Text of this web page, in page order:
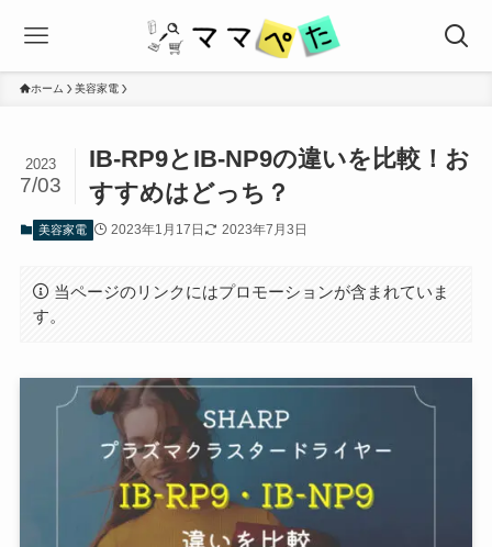
ホーム 美容家電
IB-RP9とIB-NP9の違いを比較！お
すすめはどっち？
2023
7/03
美容家電 2023年1月17日 2023年7月3日
当ページのリンクにはプロモーションが含まれていま
す。